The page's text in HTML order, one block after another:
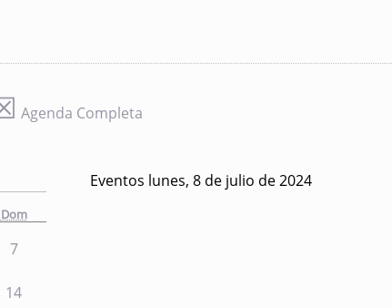
Agenda Completa
Dom
7
14
Eventos lunes, 8 de julio de 2024